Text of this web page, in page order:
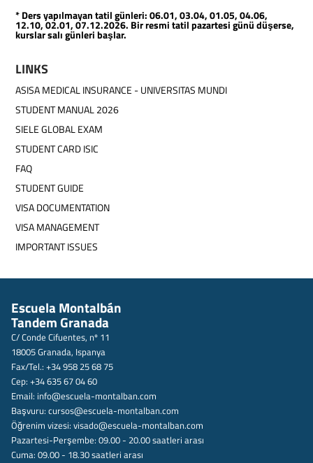
* Ders yapılmayan tatil günleri: 06.01, 03.04, 01.05, 04.06,
12.10, 02.01, 07.12.2026. Bir resmi tatil pazartesi günü düşerse,
kurslar salı günleri başlar.
LINKS
ASISA MEDICAL INSURANCE - UNIVERSITAS MUNDI
STUDENT MANUAL 2026
SIELE GLOBAL EXAM
STUDENT CARD ISIC
FAQ
STUDENT GUIDE
VISA DOCUMENTATION
VISA MANAGEMENT
IMPORTANT ISSUES
Escuela Montalbán
Tandem Granada
C/ Conde Cifuentes, nº 11
18005 Granada, Ispanya
Fax/Tel.: +34 958 25 68 75
Cep: +34 635 67 04 60
Email: info@escuela-montalban.com
Başvuru: cursos@escuela-montalban.com
Öğrenim vizesi: visado@escuela-montalban.com
Pazartesi-Perşembe: 09.00 - 20.00 saatleri arası
Cuma: 09.00 - 18.30 saatleri arası